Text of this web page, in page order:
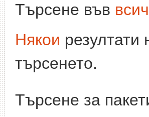
Търсене във
Някои резултати
търсенето.
Търсене за